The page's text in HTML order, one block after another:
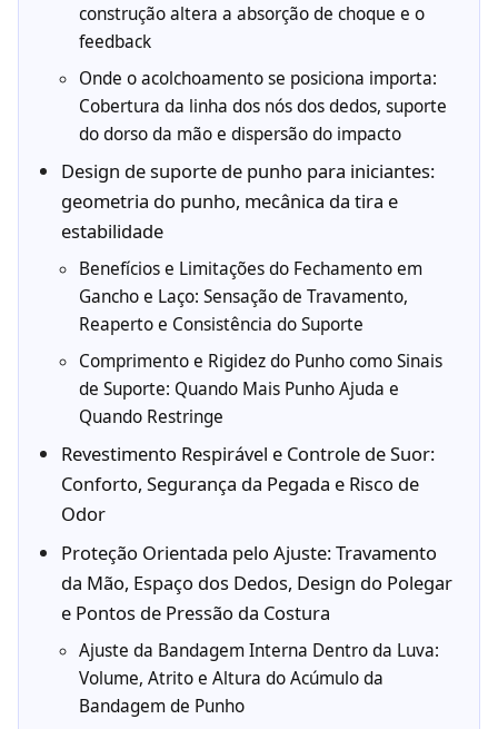
construção altera a absorção de choque e o
feedback
Onde o acolchoamento se posiciona importa:
Cobertura da linha dos nós dos dedos, suporte
do dorso da mão e dispersão do impacto
Design de suporte de punho para iniciantes:
geometria do punho, mecânica da tira e
estabilidade
Benefícios e Limitações do Fechamento em
Gancho e Laço: Sensação de Travamento,
Reaperto e Consistência do Suporte
Comprimento e Rigidez do Punho como Sinais
de Suporte: Quando Mais Punho Ajuda e
Quando Restringe
Revestimento Respirável e Controle de Suor:
Conforto, Segurança da Pegada e Risco de
Odor
Proteção Orientada pelo Ajuste: Travamento
da Mão, Espaço dos Dedos, Design do Polegar
e Pontos de Pressão da Costura
Ajuste da Bandagem Interna Dentro da Luva:
Volume, Atrito e Altura do Acúmulo da
Bandagem de Punho